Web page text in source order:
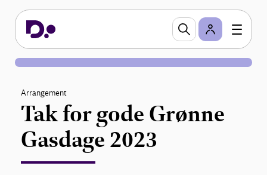
Arrangement
Tak for gode Grønne
Gasdage 2023